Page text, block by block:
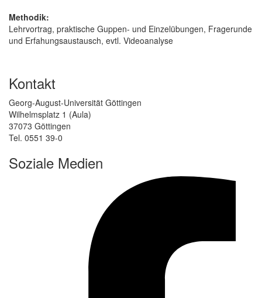
Methodik:
Lehrvortrag, praktische Guppen- und Einzelübungen, Fragerunde
und Erfahungsaustausch, evtl. Videoanalyse
Kontakt
Georg-August-Universität Göttingen
Wilhelmsplatz 1 (Aula)
37073 Göttingen
Tel. 0551 39-0
Soziale Medien